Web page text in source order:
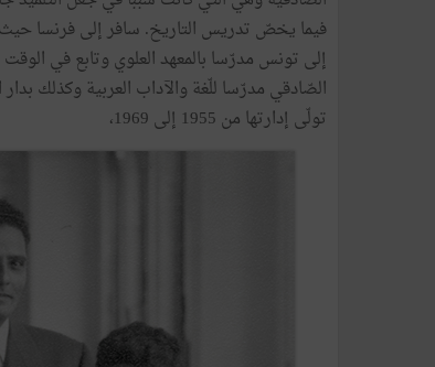
إلى تونس مدرّسا بالمعهد العلوي وتابع في
الصّادقي مدرّسا للّغة والآداب العربية وكذلك بدار
تولّى إدارتها من 1955 إلى 1969،